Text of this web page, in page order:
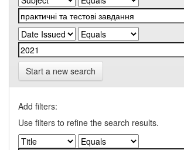
Start a new search
Add filters:
Use filters to refine the search results.